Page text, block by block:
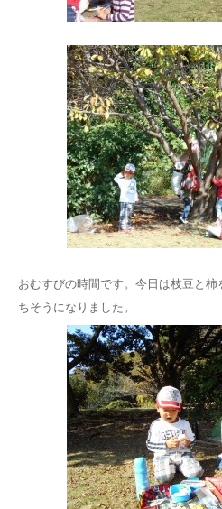
おむすびの時間です。今日は枝豆と
ちそうになりました。